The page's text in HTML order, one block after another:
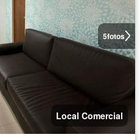
5fotos
Local Comercial